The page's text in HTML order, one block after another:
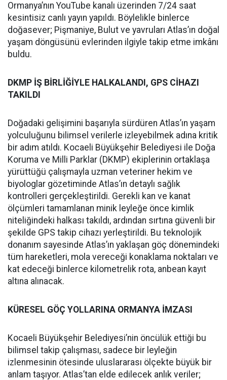
Ormanya’nın YouTube kanalı üzerinden 7/24 saat
kesintisiz canlı yayın yapıldı. Böylelikle binlerce
doğasever; Pişmaniye, Bulut ve yavruları Atlas’ın doğal
yaşam döngüsünü evlerinden ilgiyle takip etme imkânı
buldu.
DKMP İŞ BİRLİĞİYLE HALKALANDI, GPS CİHAZI
TAKILDI
Doğadaki gelişimini başarıyla sürdüren Atlas’ın yaşam
yolculuğunu bilimsel verilerle izleyebilmek adına kritik
bir adım atıldı. Kocaeli Büyükşehir Belediyesi ile Doğa
Koruma ve Milli Parklar (DKMP) ekiplerinin ortaklaşa
yürüttüğü çalışmayla uzman veteriner hekim ve
biyologlar gözetiminde Atlas’ın detaylı sağlık
kontrolleri gerçekleştirildi. Gerekli kan ve kanat
ölçümleri tamamlanan minik leyleğe önce kimlik
niteliğindeki halkası takıldı, ardından sırtına güvenli bir
şekilde GPS takip cihazı yerleştirildi. Bu teknolojik
donanım sayesinde Atlas’ın yaklaşan göç dönemindeki
tüm hareketleri, mola vereceği konaklama noktaları ve
kat edeceği binlerce kilometrelik rota, anbean kayıt
altına alınacak.
KÜRESEL GÖÇ YOLLARINA ORMANYA İMZASI
Kocaeli Büyükşehir Belediyesi’nin öncülük ettiği bu
bilimsel takip çalışması, sadece bir leyleğin
izlenmesinin ötesinde uluslararası ölçekte büyük bir
anlam taşıyor. Atlas’tan elde edilecek anlık veriler;